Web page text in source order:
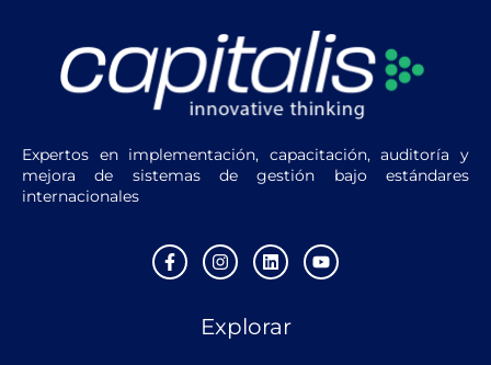
Expertos en implementación, capacitación, auditoría y
mejora de sistemas de gestión bajo estándares
internacionales
F
a
I
n
a
L
i
e
Y
o
Explorar